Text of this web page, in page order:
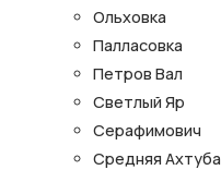
Ольховка
Палласовка
Петров Вал
Светлый Яр
Серафимович
Средняя Ахтуба